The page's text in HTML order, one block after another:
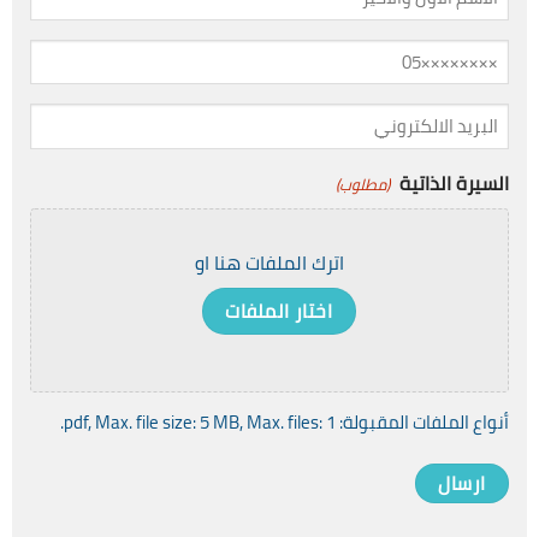
كامل
(مطلوب)
الهاتف
/
الجوال
(مطلوب)
البريد
الالكتروني
(مطلوب)
السيرة الذاتية (مطلوب)
اترك الملفات هنا او
اختار الملفات
أنواع الملفات المقبولة: pdf, Max. file size: 5 MB, Max. files: 1.